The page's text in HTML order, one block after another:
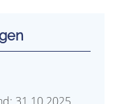
31.10.2025